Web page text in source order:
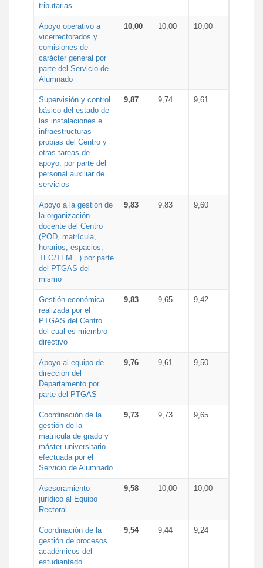
tributarias
Apoyo operativo a
vicerrectorados y
comisiones de
carácter general por
parte del Servicio de
Alumnado
10,00 10,00 10,00
Supervisión y control
básico del estado de
las instalaciones e
infraestructuras
propias del Centro y
otras tareas de
apoyo, por parte del
personal auxiliar de
servicios
9,87 9,74 9,61
Apoyo a la gestión de
la organización
docente del Centro
(POD, matrícula,
horarios, espacios,
TFG/TFM...) por parte
del PTGAS del
mismo
9,83 9,83 9,60
Gestión económica
realizada por el
PTGAS del Centro
del cual es miembro
directivo
9,83 9,65 9,42
Apoyo al equipo de
dirección del
Departamento por
parte del PTGAS
9,76 9,61 9,50
Coordinación de la
gestión de la
matrícula de grado y
máster universitario
efectuada por el
Servicio de Alumnado
9,73 9,73 9,65
Asesoramiento
jurídico al Equipo
Rectoral
9,58 10,00 10,00
Coordinación de la
gestión de procesos
académicos del
estudiantado
9,54 9,44 9,24